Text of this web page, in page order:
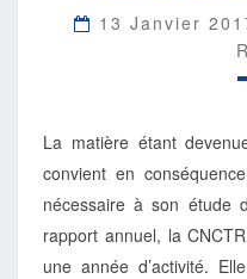
13 Janvier
La matière étant
convient en
nécessaire à son
rapport annuel, la
une année d’activité.